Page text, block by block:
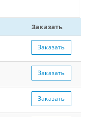
Заказать
Заказать
Заказать
Заказать